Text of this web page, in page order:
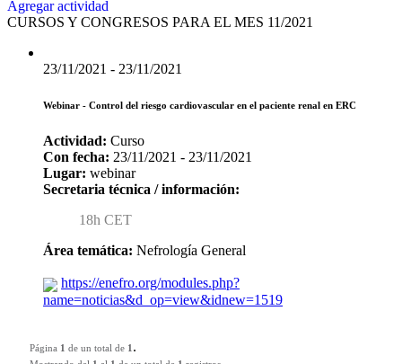
Agregar actividad
CURSOS Y CONGRESOS PARA EL MES 11/2021
23/11/2021 - 23/11/2021
Webinar - Control del riesgo cardiovascular en el paciente renal en ERC
Actividad: Curso
Con fecha: 23/11/2021 - 23/11/2021
Lugar: webinar
Secretaria técnica / información:
18h CET
Área temática: Nefrología General
https://enefro.org/modules.php?
name=noticias&d_op=view&idnew=1519
Página 1 de un total de 1 .